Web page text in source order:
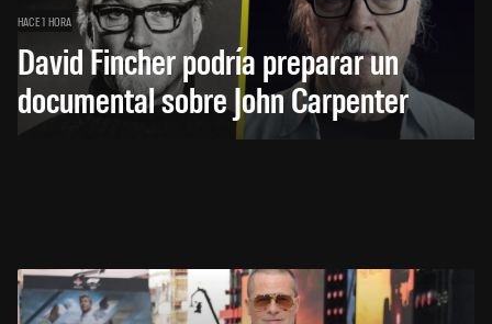
HACE 1 HORA
David Fincher podría preparar un
documental sobre John Carpenter